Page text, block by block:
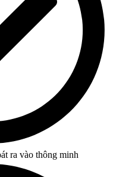
ra vào thông minh